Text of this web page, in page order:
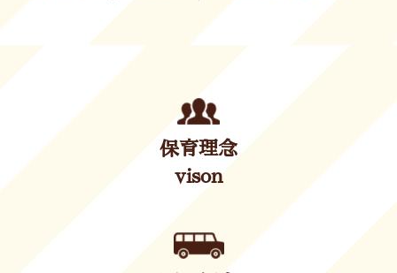
保育理念
vison